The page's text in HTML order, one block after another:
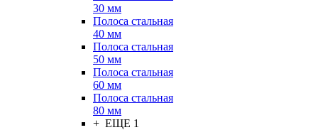
30 мм
Полоса стальная
40 мм
Полоса стальная
50 мм
Полоса стальная
60 мм
Полоса стальная
80 мм
+ ЕЩЕ 1